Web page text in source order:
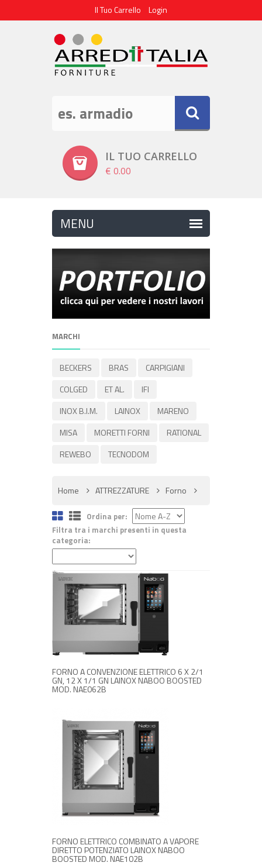
Il Tuo Carrello Login
IL TUO CARRELLO
€ 0.00
MARCHI
BECKERS BRAS
CARPIGIANI
COLGED
ET AL.
IFI
INOX B.I.M.
LAINOX
MARENO
MISA
MORETTI FORNI
RATIONAL
REWEBO
TECNODOM
Home ATTREZZATURE Forno
Ordina per:
Filtra tra i marchi presenti in questa
categoria:
FORNO A CONVENZIONE ELETTRICO 6 X 2/1
GN, 12 X 1/1 GN LAINOX NABOO BOOSTED
MOD. NAE062B
RICHIEDI INFORMAZIONI
FORNO ELETTRICO COMBINATO A VAPORE
DIRETTO POTENZIATO LAINOX NABOO
BOOSTED MOD. NAE102B
RICHIEDI INFORMAZIONI